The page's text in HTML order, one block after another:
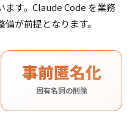
ます。Claude Code を業務
が前提となります。
事前匿名化
固有名詞の削除